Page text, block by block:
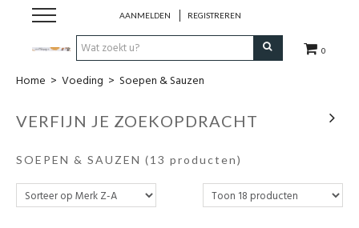
0
AANMELDEN REGISTREREN
Hulp bij
Natuurlijke remedies
Home > Voeding > Soepen & Sauzen
VERFIJN JE ZOEKOPDRACHT
SOEPEN & SAUZEN (13 producten)